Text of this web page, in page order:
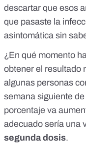
descartar que esos
que pasaste la
asintomática sin
¿En qué momento
obtener el resultado
algunas personas
semana siguiente
porcentaje va
adecuado sería una
segunda dosis.